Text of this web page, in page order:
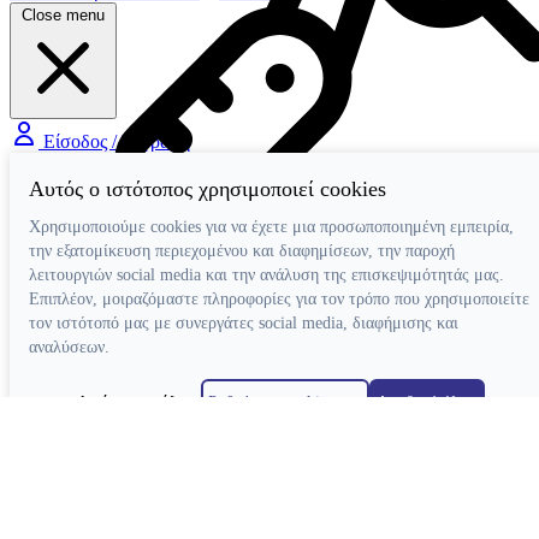
Χειρολαβές
Τουρμπίνες Airotor
Γωνιακές Πολλαπλασιαστικές
Ευθείες Micromotor
Close menu
Είσοδος / Εγγραφή
Αυτός ο ιστότοπος χρησιμοποιεί cookies
Χρησιμοποιούμε cookies για να έχετε μια προσωποποιημένη εμπειρία,
την εξατομίκευση περιεχομένου και διαφημίσεων, την παροχή
λειτουργιών social media και την ανάλυση της επισκεψιμότητάς μας.
Επιπλέον, μοιραζόμαστε πληροφορίες για τον τρόπο που χρησιμοποιείτε
τον ιστότοπό μας με συνεργάτες social media, διαφήμισης και
αναλύσεων.
Απόρριψη όλων Ρυθμίσεις cookies
Αποδοχή όλων